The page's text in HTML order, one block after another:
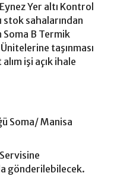
Yer altı Kontrol
stok sahalarından
B Termik
taşınması
işi açık ihale
Soma/ Manisa
gönderilebilecek.